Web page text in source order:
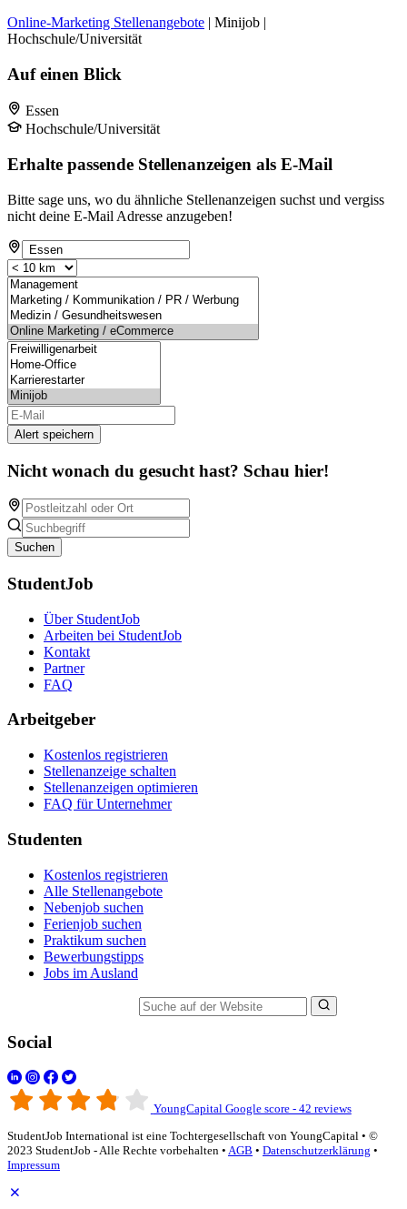
Online-Marketing Stellenangebote | Minijob |
Hochschule/Universität
Auf einen Blick
Essen
Hochschule/Universität
Erhalte passende Stellenanzeigen als E-Mail
Bitte sage uns, wo du ähnliche Stellenanzeigen suchst und vergiss
nicht deine E-Mail Adresse anzugeben!
Alert speichern
Nicht wonach du gesucht hast? Schau hier!
Suchen
StudentJob
Über StudentJob
Arbeiten bei StudentJob
Kontakt
Partner
FAQ
Arbeitgeber
Kostenlos registrieren
Stellenanzeige schalten
Stellenanzeigen optimieren
FAQ für Unternehmer
Studenten
Kostenlos registrieren
Alle Stellenangebote
Nebenjob suchen
Ferienjob suchen
Praktikum suchen
Bewerbungstipps
Jobs im Ausland
Social
YoungCapital Google score - 42 reviews
StudentJob International ist eine Tochtergesellschaft von YoungCapital • ©
2023 StudentJob - Alle Rechte vorbehalten • AGB • Datenschutzerklärung •
Impressum